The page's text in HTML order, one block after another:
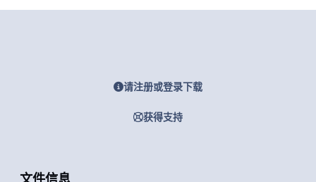
请注册或登录下载
获得支持
文件信息